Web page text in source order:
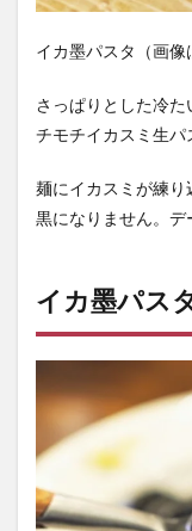
イカ墨パスタ（画像
さっぱりとした冷
チモチイカスミ生パ
麺にイカスミが練り
黒になりません。デ
イカ墨パス